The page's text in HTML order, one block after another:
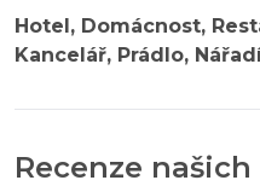
Hotel, Domácnost,
Kancelář, Prádlo,
Recenze